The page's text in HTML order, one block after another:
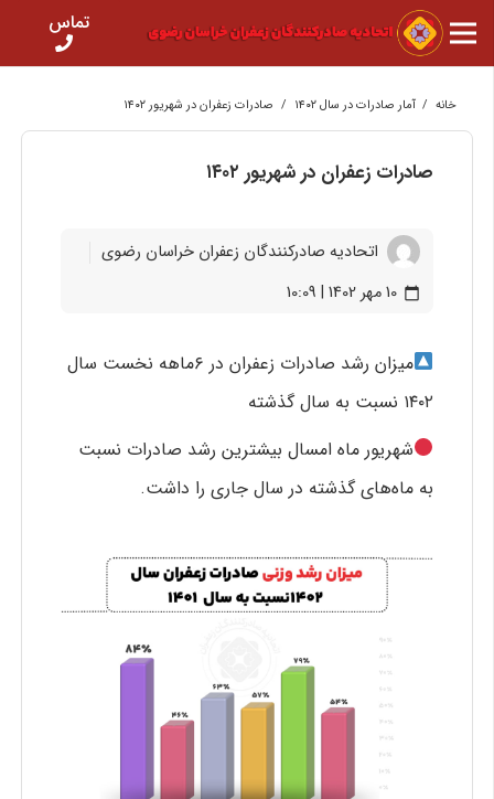
تماس
خانه / آمار صادرات در سال ۱۴۰۲ / صادرات زعفران در شهریور ۱۴۰۲
صادرات زعفران در شهریور ۱۴۰۲
اتحادیه صادرکنندگان زعفران خراسان رضوی
calendar_today 10 مهر 1402 | 10:09
میزان رشد صادرات زعفران در ۶ماهه نخست سال
۱۴۰۲ نسبت به سال گذشته
شهریور ماه امسال بیشترین رشد صادرات نسبت
به ماه‌های گذشته در سال جاری را داشت.